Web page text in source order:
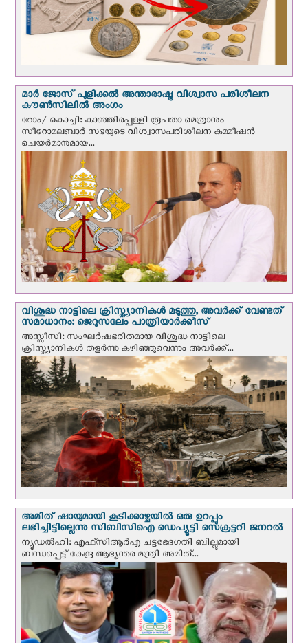
മാർ ജോസ് പുളിക്കൽ അന്താരാഷ്ട്ര വിശ്വാസ പരിശീലന
കൗൺസിലിൽ അംഗം
റോം/ കൊച്ചി: കാഞ്ഞിരപ്പള്ളി രൂപതാ മെത്രാനും
സീറോമലബാർ സഭയുടെ വിശ്വാസപരിശീലന കമ്മീഷൻ
ചെയർമാനുമായ...
വിശുദ്ധ നാട്ടിലെ ക്രിസ്ത്യാനികൾ മടുത്തു, അവർക്ക് വേണ്ടത്
സമാധാനം: ജെറുസലേം പാത്രിയാര്‍ക്കീസ്
അസ്സീസി: സംഘര്‍ഷഭരിതമായ വിശുദ്ധ നാട്ടിലെ
ക്രിസ്ത്യാനികൾ തളര്‍ന്നു കഴിഞ്ഞുവെന്നും അവർക്ക്...
അമിത് ഷായുമായി കൂടിക്കാഴ്ചയില്‍ ഒരു ഉറപ്പും
ലഭിച്ചിട്ടില്ലെന്നു സിബിസിഐ ഡെപ്യൂട്ടി സെക്രട്ടറി ജനറല്‍
ന്യൂഡല്‍ഹി: എഫ്‌സിആര്‍എ ചട്ടഭേദഗതി ബില്ലുമായി
ബന്ധപ്പെട്ട് കേന്ദ്ര ആഭ്യന്തര മന്ത്രി അമിത്...